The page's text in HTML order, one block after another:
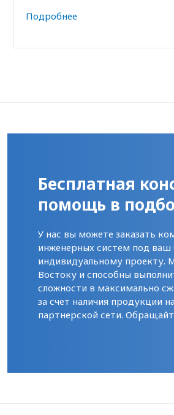
Подробнее
Бесплатная
помощь в
У нас вы можете заказать
инженерных систем под
индивидуальному проекту.
Востоку и способны
сложности в максимально
за счет наличия продукции
партнерской сети.